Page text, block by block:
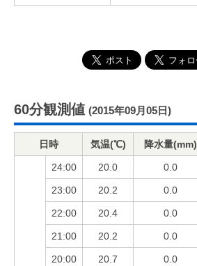
60分観測値 (2015年09月05日)
日時 気温(℃) 降水量(mm)
24:00 20.0 0.0
23:00 20.2 0.0
22:00 20.4 0.0
21:00 20.2 0.0
20:00 20.7 0.0